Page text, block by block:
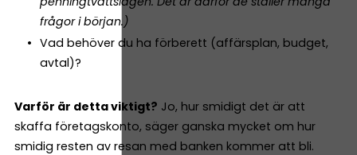
frågor i början.)
Vad behöver du ha förberett (affärsplan, budget,
avtal)?
Varför är detta viktigt? Jo, hur smidigt det är att
skaffa företagskonto, säger ganska mycket om hur
smidig resten av resan med banken kommer att bli.